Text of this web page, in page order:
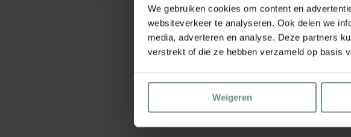
We gebruiken cookies om content en
websiteverkeer te analyseren. Ook delen we
media, adverteren en analyse. Deze partners
verstrekt of die ze hebben verzameld op basis
Weigeren